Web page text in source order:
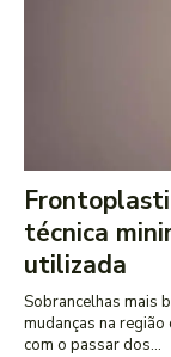
técnica
utilizada
Sobrancelhas mais
mudanças na
com o passar dos...